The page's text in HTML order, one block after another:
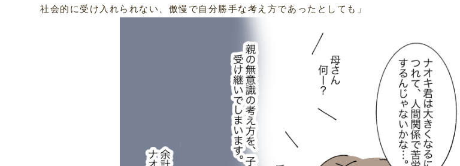
社会的に受け入れられない、傲慢で自分勝手な考え方であったとしても」